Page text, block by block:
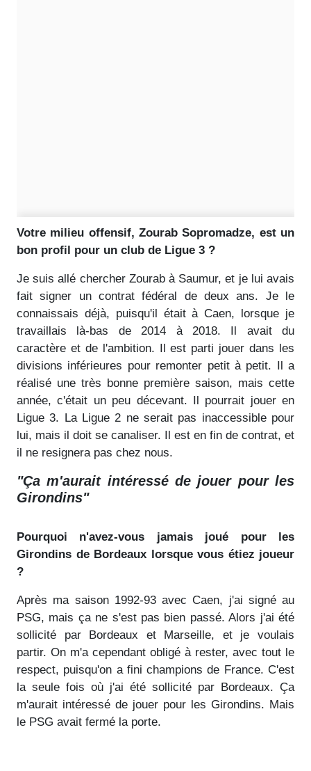
Votre milieu offensif, Zourab Sopromadze, est un
bon profil pour un club de Ligue 3 ?
Je suis allé chercher Zourab à Saumur, et je lui avais
fait signer un contrat fédéral de deux ans. Je le
connaissais déjà, puisqu'il était à Caen, lorsque je
travaillais là-bas de 2014 à 2018. Il avait du
caractère et de l'ambition. Il est parti jouer dans les
divisions inférieures pour remonter petit à petit. Il a
réalisé une très bonne première saison, mais cette
année, c'était un peu décevant. Il pourrait jouer en
Ligue 3. La Ligue 2 ne serait pas inaccessible pour
lui, mais il doit se canaliser. Il est en fin de contrat, et
il ne resignera pas chez nous.
"Ça m'aurait intéressé de jouer pour les
Girondins"
Pourquoi n'avez-vous jamais joué pour les
Girondins de Bordeaux lorsque vous étiez joueur
?
Après ma saison 1992-93 avec Caen, j'ai signé au
PSG, mais ça ne s'est pas bien passé. Alors j'ai été
sollicité par Bordeaux et Marseille, et je voulais
partir. On m'a cependant obligé à rester, avec tout le
respect, puisqu'on a fini champions de France. C'est
la seule fois où j'ai été sollicité par Bordeaux. Ça
m'aurait intéressé de jouer pour les Girondins. Mais
le PSG avait fermé la porte.